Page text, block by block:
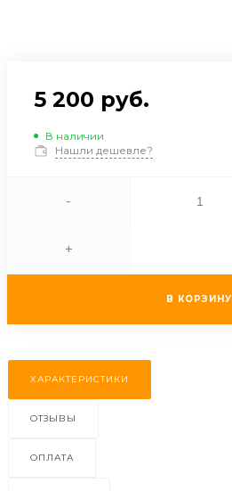
5 200 руб.
В наличии
Нашли дешевле?
-
+
В КОРЗИНУ
ХАРАКТЕРИСТИКИ
ОТЗЫВЫ
ОПЛАТА